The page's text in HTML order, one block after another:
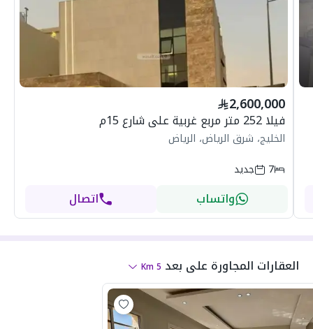
2,600,000
فيلا 252 متر مربع غربية على شارع 15م
الخليج، شرق الرياض، الرياض
7
جديد
واتساب اتصال
العقارات المجاورة على بعد 5
Km